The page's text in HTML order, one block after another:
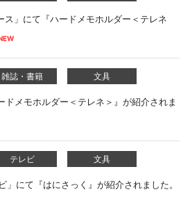
ス」にて『ハードメモホルダー＜テレネ
雑誌・書籍 文具
メモホルダー＜テレネ＞』が紹介されま
テレビ 文具
」にて『はにさっく』が紹介されました。